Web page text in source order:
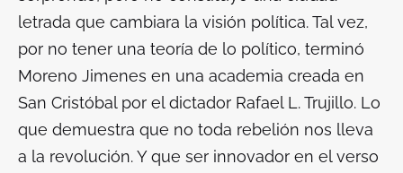
letrada que cambiara la visión política. Tal vez,
por no tener una teoría de lo político, terminó
Moreno Jimenes en una academia creada en
San Cristóbal por el dictador Rafael L. Trujillo. Lo
que demuestra que no toda rebelión nos lleva
a la revolución. Y que ser innovador en el verso